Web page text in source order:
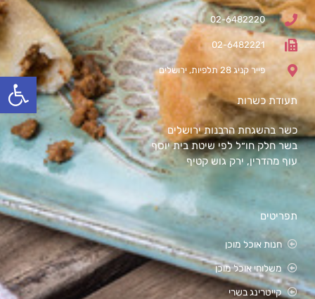
02-6482220
02-6482221
פייר קניג 28 תלפיות, ירושלים
תעודת כשרות
כשר בהשגחת הרבנות ירושלים
בשר חלק חו״ל לפי שיטת בית יוסף
עוף מהדרין, ירק גוש קטיף
תפריטים
חנות אוכל מוכן
משלוחי אוכל מוכן
קייטרינג בשרי